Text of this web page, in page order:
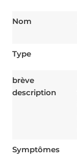
Nom
Type
brève
description
Symptômes